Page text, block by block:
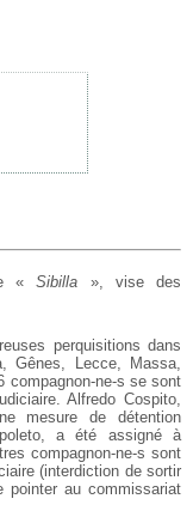
«Sibilla », vise des
perquisitions dans
Gênes, Lecce, Massa,
compagnon-ne-s se sont
Alfredo Cospito,
mesure de détention
a été assigné à
compagnon-ne-s sont
(interdiction de sortir
pointer au commissariat